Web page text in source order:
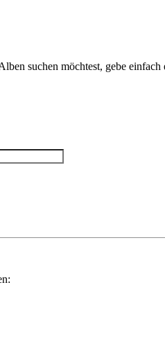
suchen möchtest, gebe